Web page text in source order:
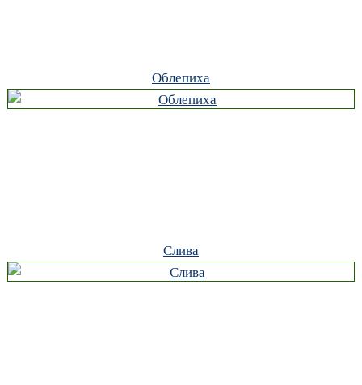
Облепиха
Слива